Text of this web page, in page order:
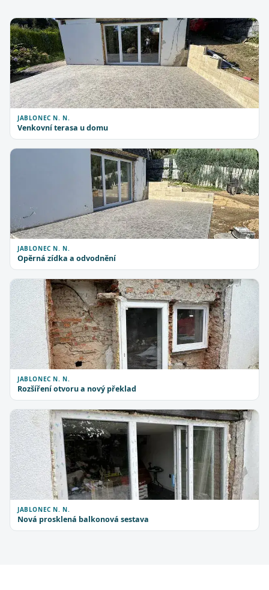
JABLONEC N. N.
Venkovní terasa u domu
JABLONEC N. N.
Opěrná zídka a odvodnění
JABLONEC N. N.
Rozšíření otvoru a nový překlad
JABLONEC N. N.
Nová prosklená balkonová sestava